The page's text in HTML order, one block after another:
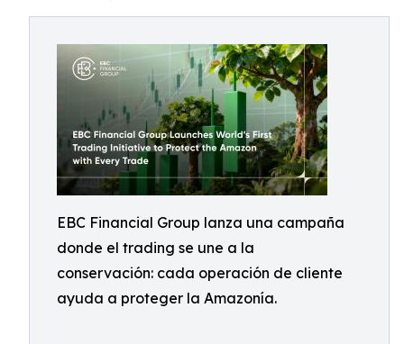
EBC Financial Group lanza una campaña
donde el trading se une a la
conservación: cada operación de cliente
ayuda a proteger la Amazonía.